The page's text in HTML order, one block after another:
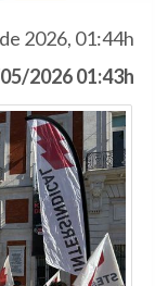
2026, 01:44h
2026 01:43h